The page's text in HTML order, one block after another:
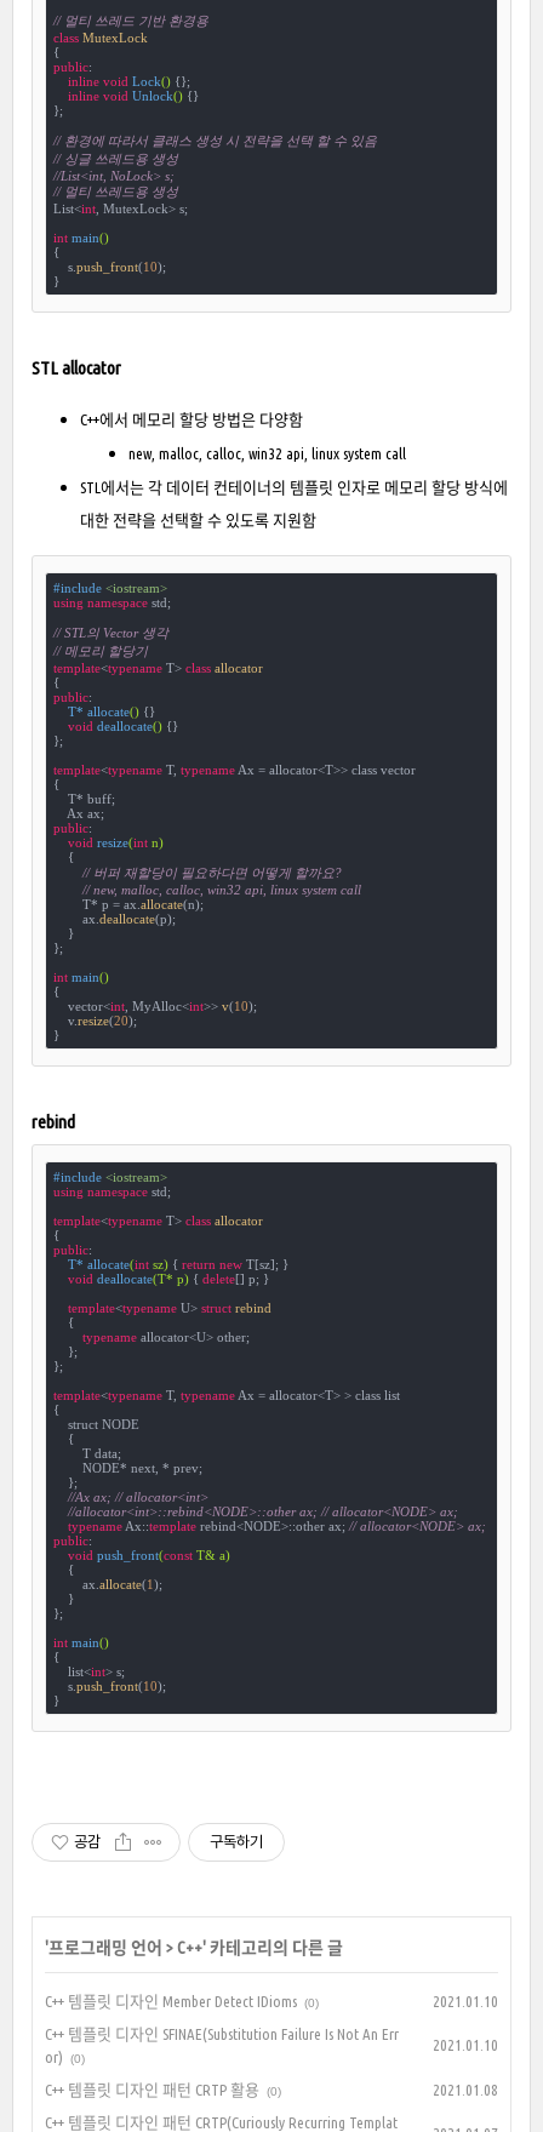
// 멀티 쓰레드 기반 환경용
class MutexLock
{
public:
inline void Lock() {};
inline void Unlock() {}
};
// 환경에 따라서 클래스 생성 시 전략을 선택 할 수 있음
// 싱글 쓰레드용 생성
//List<int, NoLock> s;
// 멀티 쓰레드용 생성
List<int, MutexLock> s;
int main()
{
    s.
push_front(10);
}
STL allocator
C++에서 메모리 할당 방법은 다양함
new, malloc, calloc, win32 api, linux system call
STL에서는 각 데이터 컨테이너의 템플릿 인자로 메모리 할당 방식에
대한 전략을 선택할 수 있도록 지원함
#include <iostream>
using namespace std;
// STL의 Vector 생각
// 메모리 할당기
template<typename T> class allocator
{
public:
T* allocate() {}
void deallocate() {}
};
template<typename T, typename Ax = allocator<T>> class vector
{
    T* buff;
public:
void resize(int n)
{
// 버퍼 재할당이 필요하다면 어떻게 할까요?
// new, malloc, calloc, win32 api, linux system call
        T* p = ax.
allocate(n);
        ax.
deallocate(p);
    }
};
int main()
{
    vector<
int, MyAlloc<int>> v(10);
    v.
resize(20);
}
rebind
#include <iostream>
using namespace std;
template<typename T> class allocator
{
public:
T* allocate(int sz) { return new T[sz]; }
void deallocate(T* p) { delete[] p; }
template<typename U> struct rebind
    {
typename allocator<U> other;
    };
};
template<typename T, typename Ax = allocator<T> > class list
{
    struct NODE
    {
        T data;
        NODE* next, * prev;
    };
//Ax ax; // allocator<int>
//allocator<int>::rebind<NODE>::other ax; // allocator<NODE> ax;
typename Ax::template rebind<NODE>::other ax; // allocator<NODE> ax;
public:
void push_front(const T& a)
{
        ax.
allocate(1);
    }
};
int main()
{
    list<
int> s;
    s.
push_front(10);
}
공감 구독하기
'프로그래밍 언어 >C++' 카테고리의 다른 글
C++ 템플릿 디자인 Member Detect IDioms (0)
2021.01.10
C++ 템플릿 디자인 SFINAE(Substitution Failure Is Not An Err
or)
(0)
2021.01.10
C++ 템플릿 디자인 패턴 CRTP 활용 (0)
2021.01.08
C++ 템플릿 디자인 패턴 CRTP(Curiously Recurring Templat